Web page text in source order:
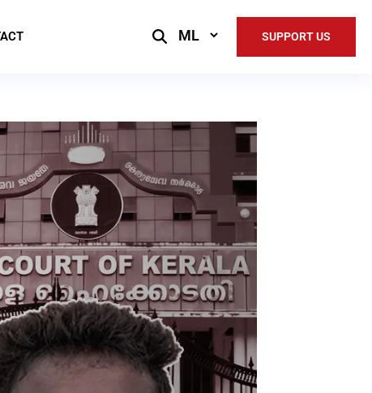
Select
SUPPORT US